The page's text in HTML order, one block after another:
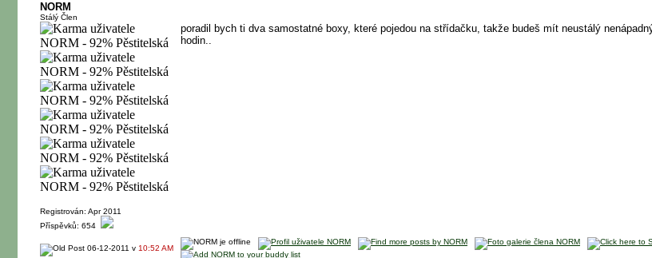
NORM
Stálý Člen
Registrován: Apr 2011
Příspěvků: 654
poradil bych ti dva samostatné boxy, které pojedou na střídačku, takže budeš mít neustálý
hodin..
06-12-2011 v 10:52 AM